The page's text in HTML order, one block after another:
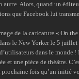
autre. Alors, quand un
que Facebook lui
de la caricature « On
le New Yorker le 5 juillet
dans le monde !
et une pièce de théâtre.
fois qu’un initié